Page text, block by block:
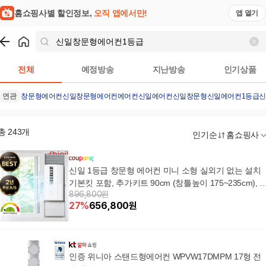
홈쇼핑사별 할인정보, 오직 앱에서만! 앱 열기
전체 예정방송 지난방송 인기상품
연관 창문형에어컨신일창문형에어컨에어컨신일에어컨신일창문형신일에어컨1등급
243개 인기순 홈쇼핑사
신일 1등급 창문형 에어컨 미니 소형 실외기 없는 설치
기본킷 포함, 추가키트 90cm (창틀높이 175~235cm), 인
버터 1등급 - 셀프설치
896,800원
27%656,800원
인증 위니아 스탠드형에어컨 WPVW17DMPM 17형 전